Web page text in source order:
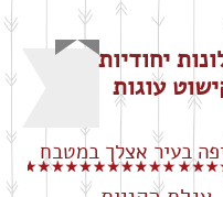
יחודיות
עוגות
בעיר אצלך במטבח